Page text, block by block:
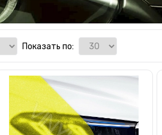
Показать по: